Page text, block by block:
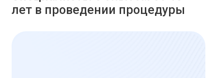
лет в проведении процедуры